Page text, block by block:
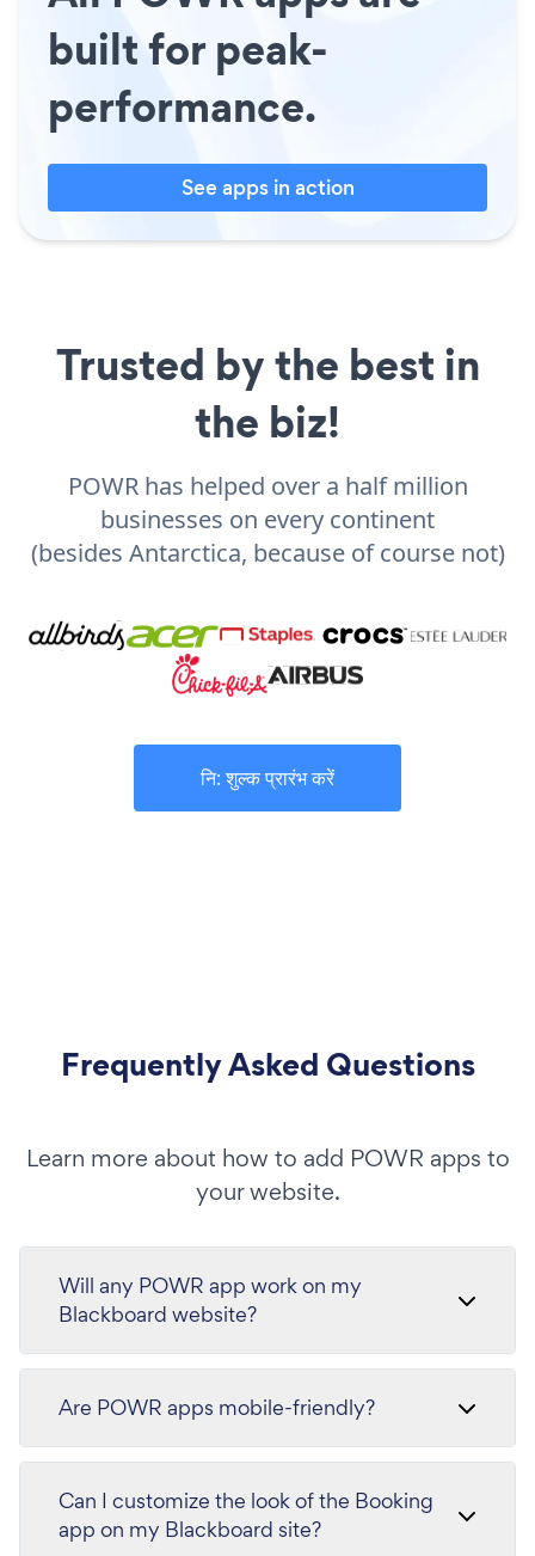
built for peak-
performance.
See apps in action
Trusted by the best in
the biz!
POWR has helped over a half million
businesses on every continent
(besides Antarctica, because of course not)
नि: शुल्क प्रारंभ करें
Frequently Asked Questions
Learn more about how to add POWR apps to
your website.
Will any POWR app work on my
Blackboard website?
Are POWR apps mobile-friendly?
Can I customize the look of the Booking
app on my Blackboard site?